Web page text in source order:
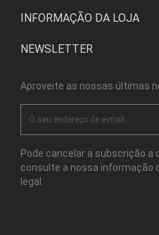
INFORMAÇÃO DA LOJA
NEWSLETTER
Aproveite as nossas últimas
Pode cancelar a subscrição a
consulte a nossa informação
legal.